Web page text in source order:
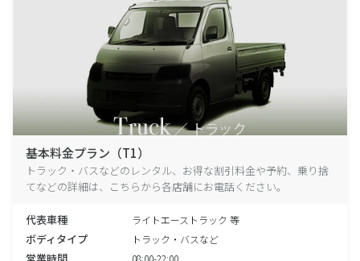
基本料金プラン（T1）
トラック・バスなどのレンタル、お得な割引料金や予約、乗り捨
てなどの詳細は、こちらから各店舗にお電話ください。
代表車種 ライトエーストラック 等
ボディタイプ トラック・バスなど
08:00-22:00